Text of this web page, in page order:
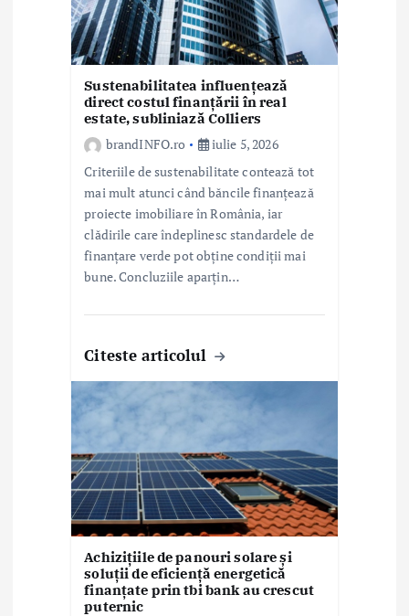
Sustenabilitatea influențează
direct costul finanțării în real
estate, subliniază Colliers
brandINFO.ro
iulie 5, 2026
Criteriile de sustenabilitate contează tot
mai mult atunci când băncile finanțează
proiecte imobiliare în România, iar
clădirile care îndeplinesc standardele de
finanțare verde pot obține condiții mai
bune. Concluziile aparțin…
Citeste articolul
Achizițiile de panouri solare și
soluții de eficiență energetică
finanțate prin tbi bank au crescut
puternic